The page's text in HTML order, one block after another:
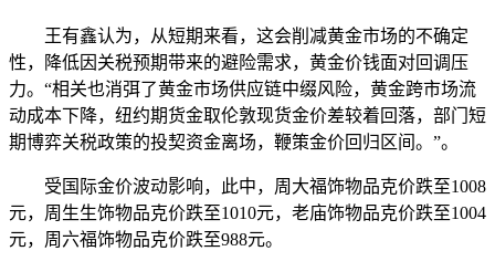
王有鑫认为，从短期来看，这会削减黄金市场的不确定
性，降低因关税预期带来的避险需求，黄金价钱面对回调压
力。“相关也消弭了黄金市场供应链中缀风险，黄金跨市场流
动成本下降，纽约期货金取伦敦现货金价差较着回落，部门短
期博弈关税政策的投契资金离场，鞭策金价回归区间。”。
受国际金价波动影响，此中，周大福饰物品克价跌至1008
元，周生生饰物品克价跌至1010元，老庙饰物品克价跌至1004
元，周六福饰物品克价跌至988元。